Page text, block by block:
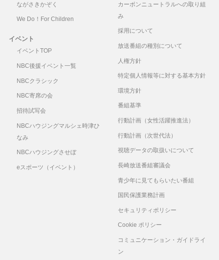
ながさきかぞく
We Do！For Children
イベント
イベントTOP
NBC後援イベント一覧
NBCクラシック
NBC寄席の会
招待試写会
NBCハウジングマルシェ時津ひ
なみ
NBCハウジングさせぼ
eスポーツ（イベント）
カーボンニュートラルへの取り組
み
採用について
放送番組の種別について
人権方針
特定個人情報等に対する基本方針
環境方針
番組基準
行動計画（女性活躍推進法）
行動計画（次世代法）
視聴データの取扱いについて
長崎放送番組審議会
青少年に見てもらいたい番組
国民保護業務計画
セキュリティポリシー
Cookie ポリシー
コミュニケーション・ガイドライ
ン